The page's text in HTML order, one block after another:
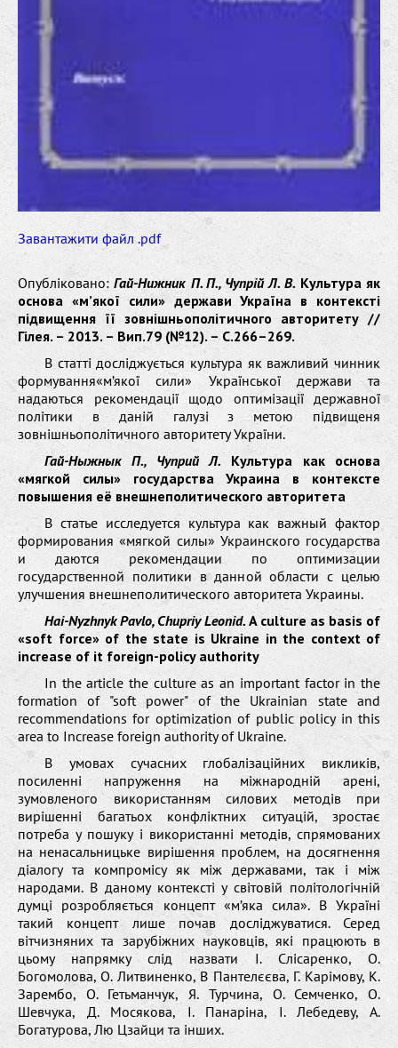
Завантажити файл .pdf
Опубліковано:Гай-Нижник П. П., Чупрій Л. В. Культура як
основа «м’якої сили» держави Україна в контексті
підвищення її зовнішньополітичного авторитету //
Гілея. – 2013. – Вип.79 (№12). – С.266–269.
В статті досліджується культура як важливий чинник
формування«м’якої сили» Української держави та
надаються рекомендації щодо оптимізації державної
політики в даній галузі з метою підвищеня
зовнішньополітичного авторитету України.
Гай-Ныжнык П., Чуприй Л. Культура как основа
«мягкой силы» государства Украина в контексте
повышения её внешнеполитического авторитета
В статье исследуется культура как важный фактор
формирования «мягкой силы» Украинского государства
и даются рекомендации по оптимизации
государственной политики в данной области с целью
улучшения внешнеполитического авторитета Украины.
Hai-Nyzhnyk Pavlo, Chupriy Leonid.A culture as basis of
«soft force» of the state is Ukraine in the context of
increase of it foreign-policy authority
In the article the culture as an important factor in the
formation of "soft power" of the Ukrainian state and
recommendations for optimization of public policy in this
area to Increase foreign authority of Ukraine.
В умовах сучасних глобалізаційних викликів,
посиленні напруження на міжнародній арені,
зумовленого використанням силових методів при
вирішенні багатьох конфліктних ситуацій, зростає
потреба у пошуку і використанні методів, спрямованих
на ненасальницьке вирішення проблем, на досягнення
діалогу та компромісу як між державами, так і між
народами. В даному контексті у світовій політологічній
думці розробляється концепт «м’яка сила». В Україні
такий концепт лише почав досліджуватися. Серед
вітчизняних та зарубіжних науковців, які працюють в
цьому напрямку слід назвати І. Слісаренко, О.
Богомолова, О. Литвиненко, В Пантелєєва, Г. Карімову, К.
Зарембо, О. Гетьманчук, Я. Турчина, О. Семченко, О.
Шевчука, Д. Мосякова, І. Панаріна, І. Лебедеву, А.
Богатурова, Лю Цзайци та інших.